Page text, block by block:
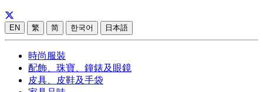
EN 繁 简 한국어 日本語
時尚服裝
配飾、珠寶、鐘錶及眼鏡
皮具、皮鞋及手袋